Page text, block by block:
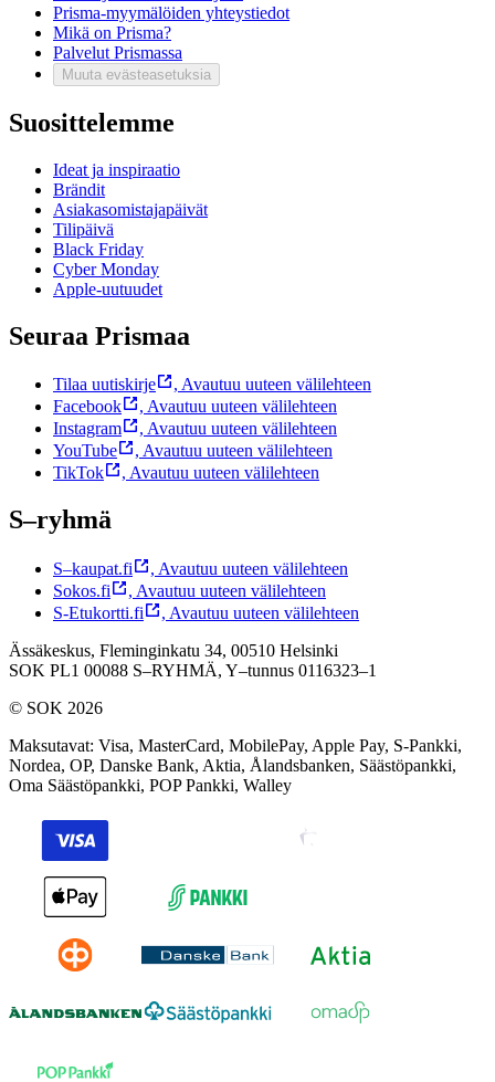
Prisma-myymälöiden yhteystiedot
Mikä on Prisma?
Palvelut Prismassa
Muuta evästeasetuksia
Suosittelemme
Ideat ja inspiraatio
Brändit
Asiakasomistajapäivät
Tilipäivä
Black Friday
Cyber Monday
Apple-uutuudet
Seuraa Prismaa
Tilaa uutiskirje , Avautuu uuteen välilehteen
Facebook
, Avautuu uuteen välilehteen
Instagram
, Avautuu uuteen välilehteen
YouTube
, Avautuu uuteen välilehteen
TikTok
, Avautuu uuteen välilehteen
S–ryhmä
S–kaupat.fi , Avautuu uuteen välilehteen
Sokos.fi
, Avautuu uuteen välilehteen
S-Etukortti.fi
, Avautuu uuteen välilehteen
Ässäkeskus, Fleminginkatu 34, 00510 Helsinki
SOK PL1 00088 S–RYHMÄ, Y–tunnus 0116323–1
© SOK 2026
Maksutavat: Visa, MasterCard, MobilePay, Apple Pay, S-Pankki,
Nordea, OP, Danske Bank, Aktia, Ålandsbanken, Säästöpankki,
Oma Säästöpankki, POP Pankki, Walley